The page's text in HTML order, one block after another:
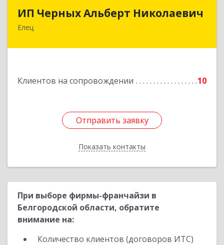
ИП Черных Альберт Николаевич
Елец
Клиентов на сопровождении 10
Отправить заявку
Показать контакты
ИП Черных Альберт Николаевич
399771, Липецкая обл, Елец г, Н.Гусевой ул, 56А
Отправить заявку
Назад
При выборе фирмы-франчайзи в
Белгородской области, обратите
внимание на:
Количество клиентов (договоров ИТС)